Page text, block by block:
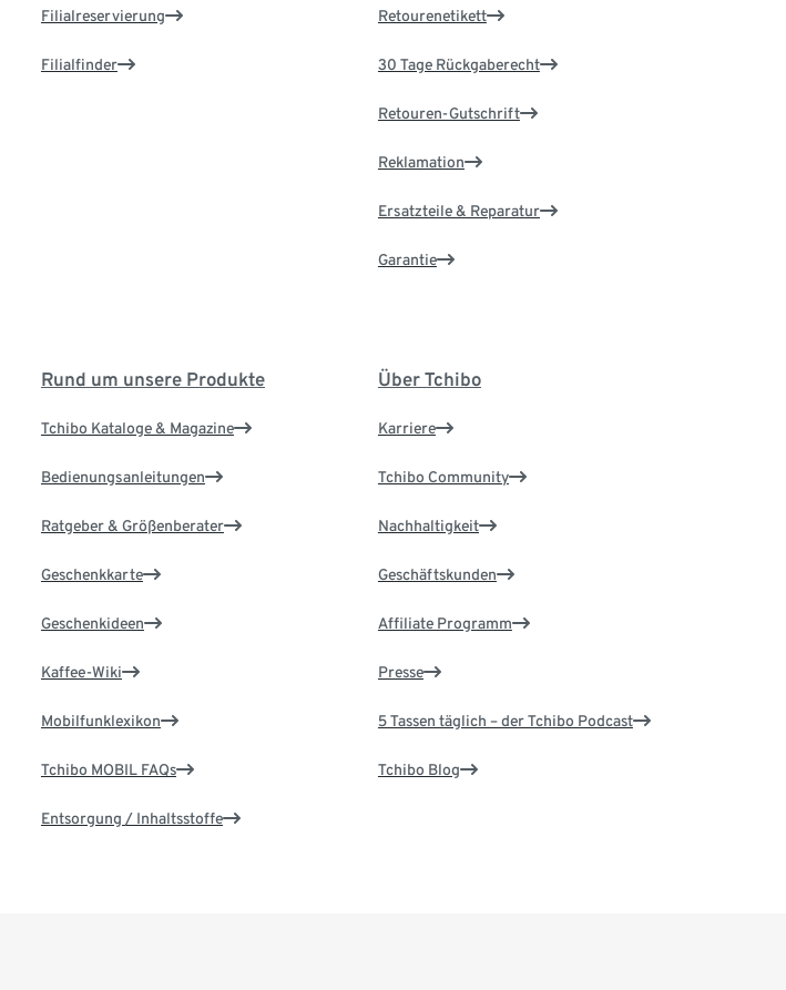
Filialreservierung
Filialfinder
Retourenetikett
30 Tage Rückgaberecht
Retouren-Gutschrift
Reklamation
Ersatzteile & Reparatur
Garantie
Rund um unsere Produkte
Tchibo Kataloge & Magazine
Bedienungsanleitungen
Ratgeber & Größenberater
Geschenkkarte
Geschenkideen
Kaffee-Wiki
Mobilfunklexikon
Tchibo MOBIL FAQs
Entsorgung / Inhaltsstoffe
Über Tchibo
Karriere
Tchibo Community
Nachhaltigkeit
Geschäftskunden
Affiliate Programm
Presse
5 Tassen täglich – der Tchibo Podcast
Tchibo Blog